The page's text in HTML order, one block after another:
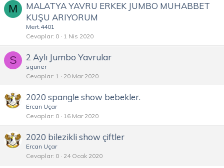
M
MALATYA YAVRU ERKEK JUMBO MUHABBET
KUŞU ARIYORUM
Mert.4401
Cevaplar 0 1 Nis 2020
S 2 Aylı Jumbo Yavrular
sguner
Cevaplar 1 20 Mar 2020
2020 spangle show bebekler.
Ercan Uçar
Cevaplar 0 16 Mar 2020
2020 bilezikli show çiftler
Ercan Uçar
Cevaplar 0 24 Ocak 2020